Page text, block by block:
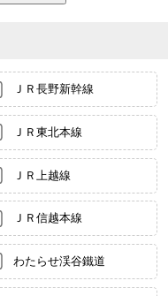
ＪＲ長野新幹線
ＪＲ東北本線
ＪＲ上越線
ＪＲ信越本線
わたらせ渓谷鐵道